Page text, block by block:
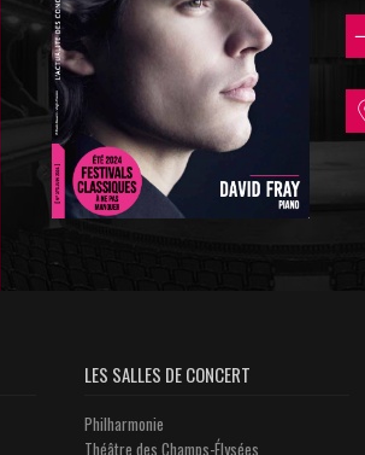
LES SALLES DE CONCERT
Philharmonie
Théâtre des Champs-Élysées